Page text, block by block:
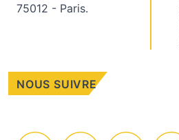
75012 - Paris.
NOUS SUIVRE